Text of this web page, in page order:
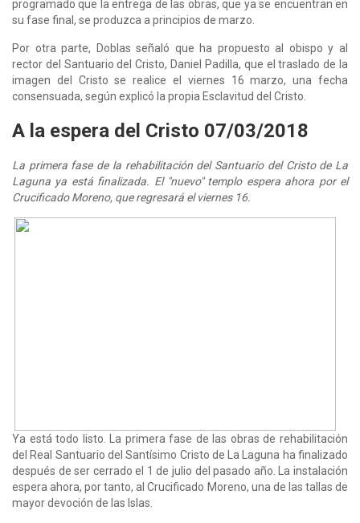
programado que la entrega de las obras, que ya se encuentran en
su fase final, se produzca a principios de marzo.
Por otra parte, Doblas señaló que ha propuesto al obispo y al
rector del Santuario del Cristo, Daniel Padilla, que el traslado de la
imagen del Cristo se realice el viernes 16 marzo, una fecha
consensuada, según explicó la propia Esclavitud del Cristo.
A la espera del Cristo 07/03/2018
La primera fase de la rehabilitación del Santuario del Cristo de La
Laguna ya está finalizada. El "nuevo" templo espera ahora por el
Crucificado Moreno, que regresará el viernes 16.
Ya está todo listo. La primera fase de las obras de rehabilitación
del Real Santuario del Santísimo Cristo de La Laguna ha finalizado
después de ser cerrado el 1 de julio del pasado año. La instalación
espera ahora, por tanto, al Crucificado Moreno, una de las tallas de
mayor devoción de las Islas.